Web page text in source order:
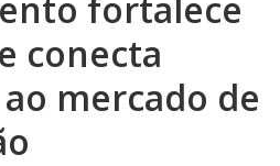
conecta
mercado de